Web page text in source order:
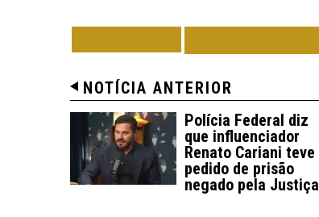
NOTÍCIA ANTERIOR
Polícia Federal diz
que influenciador
Renato Cariani teve
pedido de prisão
negado pela Justiça